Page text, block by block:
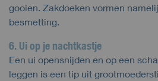
gooien. Zakdoeken vormen
besmetting.
6. Ui op je nachtkastje
Een ui opensnijden en op een
leggen is een tip uit